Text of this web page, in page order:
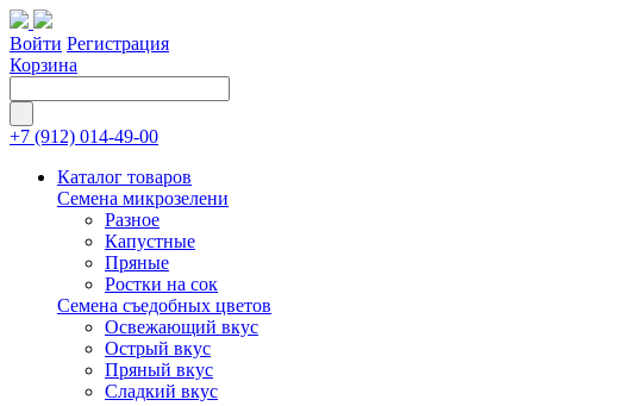
Войти Регистрация
Корзина
+7 (912) 014-49-00
Каталог товаров
Семена микрозелени
Разное
Капустные
Пряные
Ростки на сок
Семена съедобных цветов
Освежающий вкус
Острый вкус
Пряный вкус
Сладкий вкус